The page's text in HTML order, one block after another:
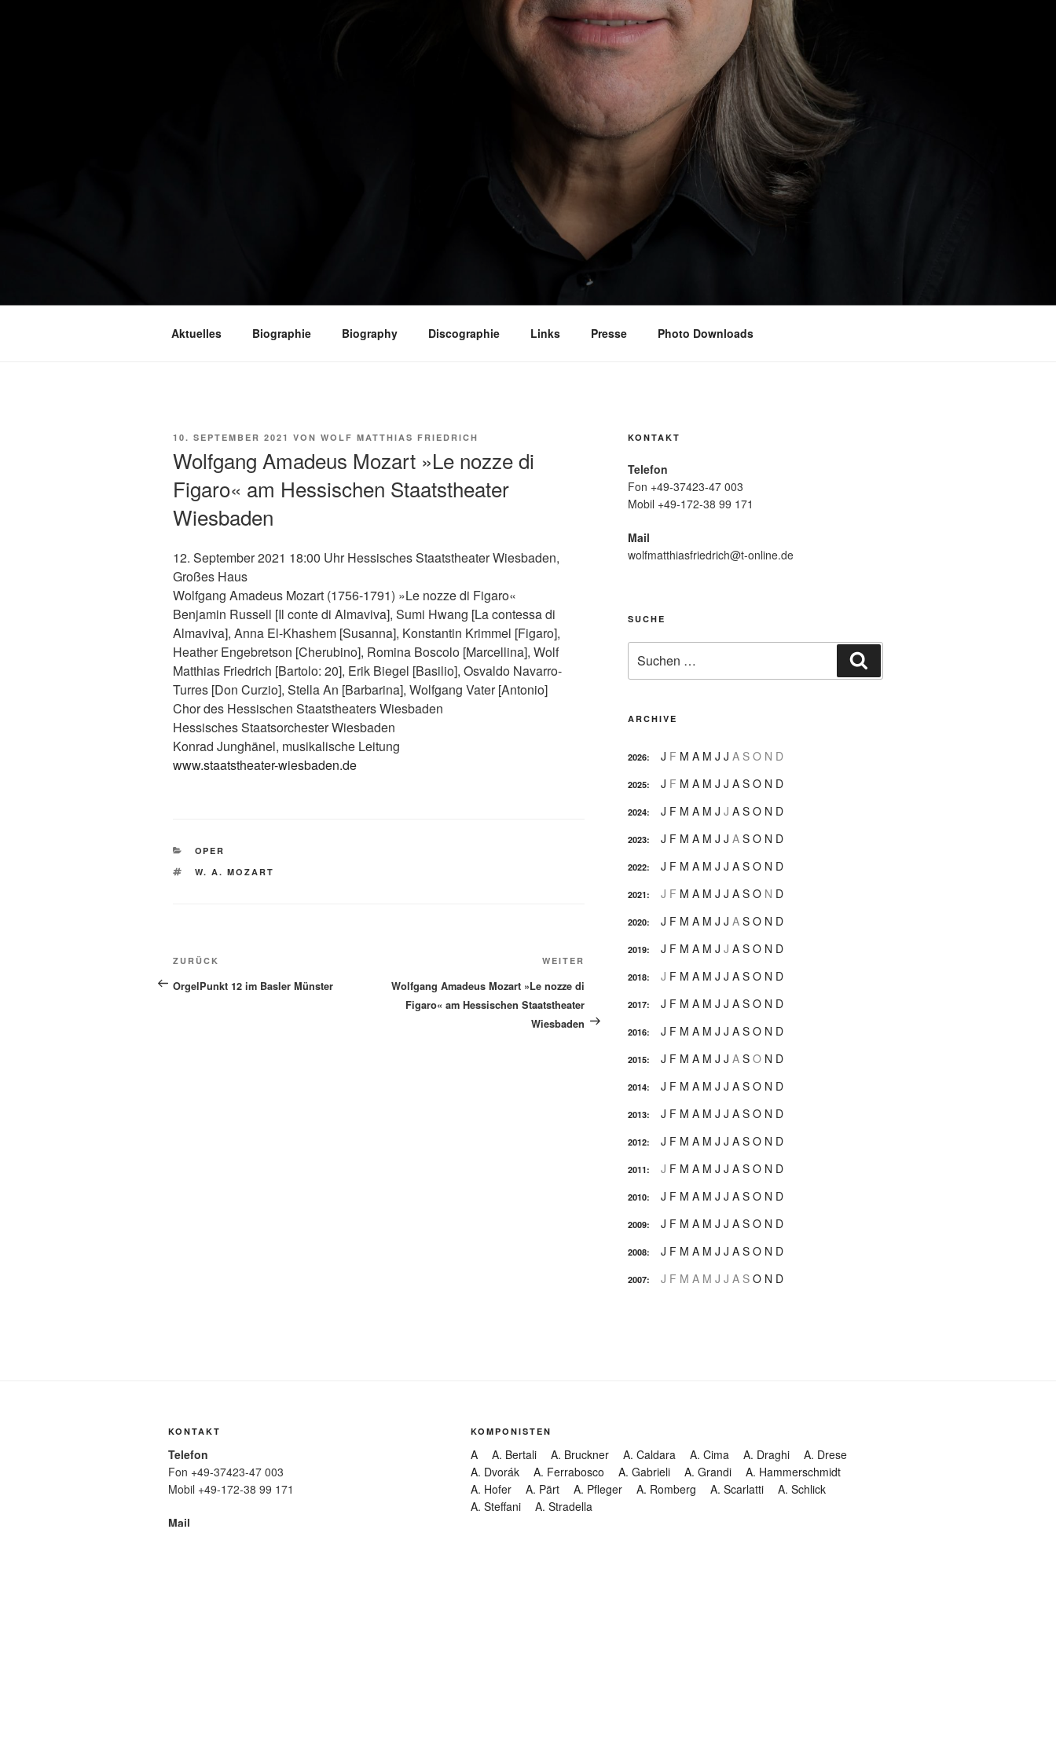
Aktuelles Biographie Biography Discographie Links Presse Photo Downloads
VERÖFFENTLICHT
10. SEPTEMBER 2021 VON WOLF MATTHIAS FRIEDRICH
Wolfgang Amadeus Mozart »Le nozze di
Figaro« am Hessischen Staatstheater
Wiesbaden
12. September 2021 18:00 Uhr Hessisches Staatstheater Wiesbaden,
Großes Haus
Wolfgang Amadeus Mozart (1756-1791) »Le nozze di Figaro«
Benjamin Russell [Il conte di Almaviva], Sumi Hwang [La contessa di
Almaviva], Anna El-Khashem [Susanna], Konstantin Krimmel [Figaro],
Heather Engebretson [Cherubino], Romina Boscolo [Marcellina], Wolf
Matthias Friedrich [Bartolo: 20], Erik Biegel [Basilio], Osvaldo Navarro-
Turres [Don Curzio], Stella An [Barbarina], Wolfgang Vater [Antonio]
Chor des Hessischen Staatstheaters Wiesbaden
Hessisches Staatsorchester Wiesbaden
Konrad Junghänel, musikalische Leitung
www.staatstheater-wiesbaden.de
KATEGORIEN
OPER
SCHLAGWÖRTER
W. A. MOZART
Beitragsnavigation
Vorheriger
Beitrag
ZURÜCK
OrgelPunkt 12 im Basler Münster
WEITER
Wolfgang Amadeus Mozart »Le nozze di
Figaro« am Hessischen Staatstheater
Wiesbaden
KONTAKT
Telefon
Fon +49-37423-47 003
Mobil +49-172-38 99 171
Mail
wolfmatthiasfriedrich@t-online.de
SUCHE
nach:
ARCHIVE
2026: J F M A M J J A S O N D
2025: J F M A M J J A S O N D
2024: J F M A M J J A S O N D
2023: J F M A M J J A S O N D
2022: J F M A M J J A S O N D
2021: J F M A M J J A S O N D
2020: J F M A M J J A S O N D
2019: J F M A M J J A S O N D
2018: J F M A M J J A S O N D
2017: J F M A M J J A S O N D
2016: J F M A M J J A S O N D
2015: J F M A M J J A S O N D
2014: J F M A M J J A S O N D
2013: J F M A M J J A S O N D
2012: J F M A M J J A S O N D
2011: J F M A M J J A S O N D
2010: J F M A M J J A S O N D
2009: J F M A M J J A S O N D
2008: J F M A M J J A S O N D
2007: J F M A M J J A S O N D
KONTAKT
Telefon
Fon +49-37423-47 003
Mobil +49-172-38 99 171
Mail
KOMPONISTEN
A A. Bertali A. Bruckner A. Caldara A. Cima A. Draghi
A. Drese
A. Dvorák
A. Ferrabosco A. Gabrieli A. Grandi
A. Hammerschmidt
A. Hofer
A. Pärt A. Pfleger A. Romberg A. Scarlatti
A. Schlick
A. Steffani
A. Stradella